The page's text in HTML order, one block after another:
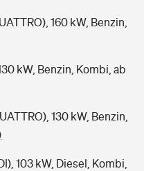
160 kW, Benzin,
kW, Benzin, Kombi, ab
130 kW, Benzin,
103 kW, Diesel, Kombi,